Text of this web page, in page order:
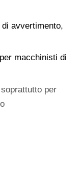
avvertimento,
macchinisti di
per